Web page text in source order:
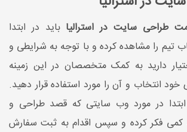
طراحی سایت در استرالیا باید در ابتدا
تیم را مشاهده کرده و با توجه به شرایطی و
دارید به کمک متخصصان در این زمینه
خود انتخاب و آن را مورد استفاده قرار دهید.
در مورد وب سایتی که قصد طراحی و
کمی فکر کرده و سپس اقدام به ثبت سفارش